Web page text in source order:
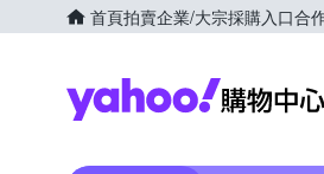
首頁拍賣企業/大宗採購入口合